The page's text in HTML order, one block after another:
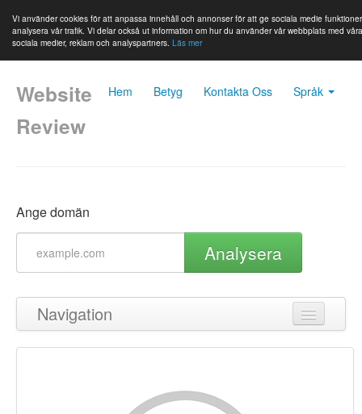
Vi använder cookies för att anpassa innehåll och annonser för att ge sociala medie
analysera vår trafik. Vi delar också ut information om hur du använder vår webbplats med våra
sociala medier, reklam och analyspartners. Läs mer
Hem Betyg Kontakta Oss Språk
Website
Review
Ange domän
Analysera
Navigation
Tillbaka till toppen